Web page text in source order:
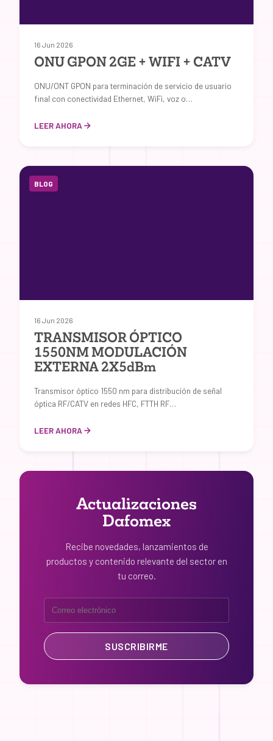
16 Jun 2026
ONU GPON 2GE + WIFI + CATV
ONU/ONT GPON para terminación de servicio de usuario
final con conectividad Ethernet, WiFi, voz o…
LEER AHORA
BLOG
16 Jun 2026
TRANSMISOR ÓPTICO
1550NM MODULACIÓN
EXTERNA 2X5dBm
Transmisor óptico 1550 nm para distribución de señal
óptica RF/CATV en redes HFC, FTTH RF…
LEER AHORA
Actualizaciones
Dafomex
Recibe novedades, lanzamientos de
productos y contenido relevante del sector en
tu correo.
SUSCRIBIRME